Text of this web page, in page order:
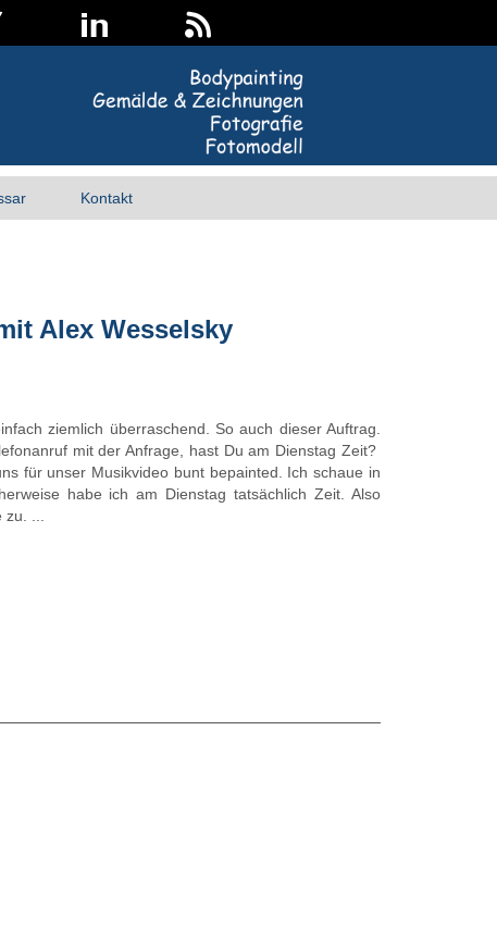
Kontakt
Alex Wesselsky
ziemlich überraschend. So auch dieser Auftrag.
mit der Anfrage, hast Du am Dienstag Zeit?
für unser Musikvideo bunt bepainted. Ich schaue in
habe ich am Dienstag tatsächlich Zeit. Also
...